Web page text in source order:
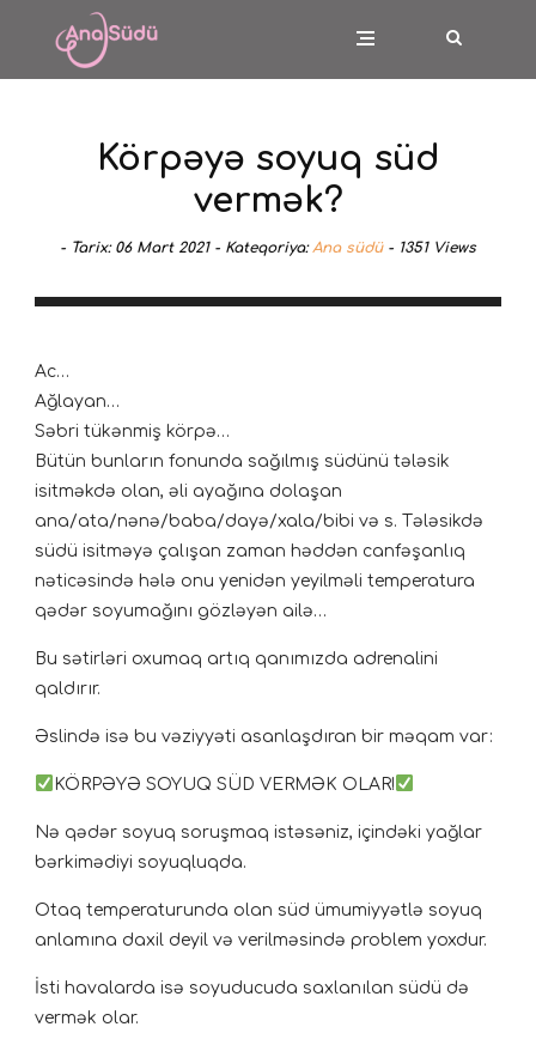
Körpəyə soyuq süd
vermək?
- Tarix: 06 Mart 2021 - Kateqoriya: Ana südü- 1351 Views
Ac…
Ağlayan…
Səbri tükənmiş körpə…
Bütün bunların fonunda sağılmış südünü tələsik
isitməkdə olan, əli ayağına dolaşan
ana/ata/nənə/baba/dayə/xala/bibi və s. Tələsikdə
südü isitməyə çalışan zaman həddən canfəşanlıq
nəticəsində hələ onu yenidən yeyilməli temperatura
qədər soyumağını gözləyən ailə…
Bu sətirləri oxumaq artıq qanımızda adrenalini
qaldırır.
Əslində isə bu vəziyyəti asanlaşdıran bir məqam var:
KÖRPƏYƏ SOYUQ SÜD VERMƏK OLAR!
Nə qədər soyuq soruşmaq istəsəniz, içindəki yağlar
bərkimədiyi soyuqluqda.
Otaq temperaturunda olan süd ümumiyyətlə soyuq
anlamına daxil deyil və verilməsində problem yoxdur.
İsti havalarda isə soyuducuda saxlanılan südü də
vermək olar.